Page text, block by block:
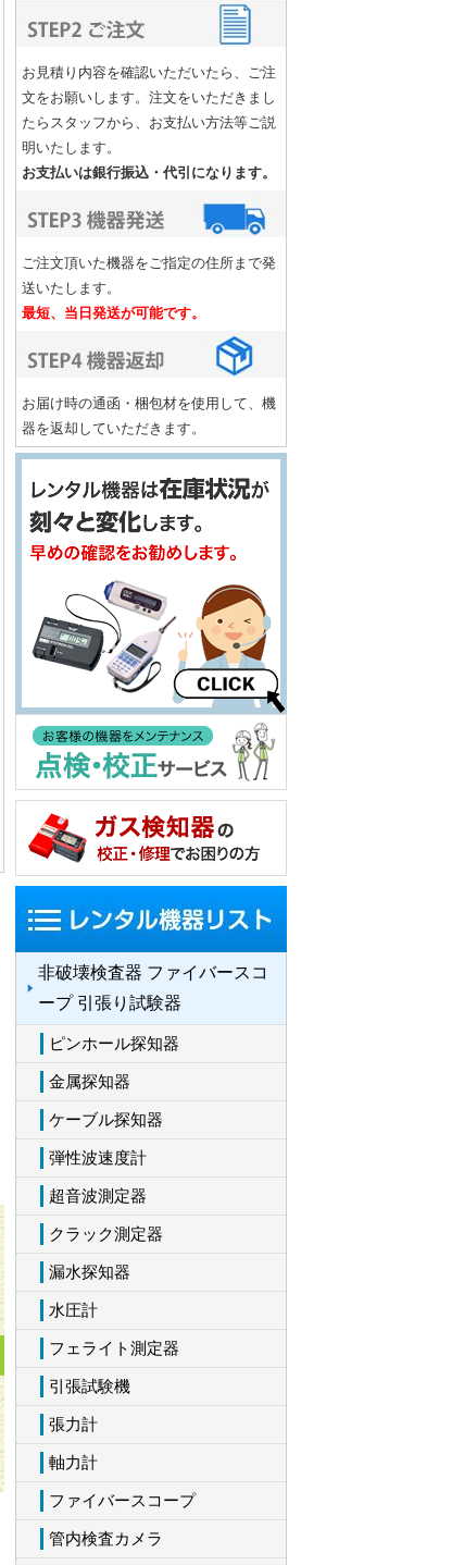
お見積り内容を確認いただいたら、ご注
文をお願いします。注文をいただきまし
たらスタッフから、お支払い方法等ご説
明いたします。
お支払いは銀行振込・代引になります。
ご注文頂いた機器をご指定の住所まで発
送いたします。
最短、当日発送が可能です。
お届け時の通函・梱包材を使用して、機
器を返却していただきます。
非破壊検査器 ファイバースコ
ープ 引張り試験器
ピンホール探知器
金属探知器
ケーブル探知器
弾性波速度計
超音波測定器
クラック測定器
漏水探知器
水圧計
フェライト測定器
引張試験機
張力計
軸力計
ファイバースコープ
管内検査カメラ